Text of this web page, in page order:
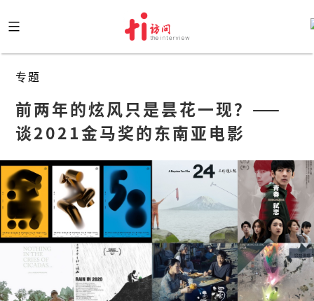
to
content
专题
前两年的炫风只是昙花一现？——
谈2021金马奖的东南亚电影